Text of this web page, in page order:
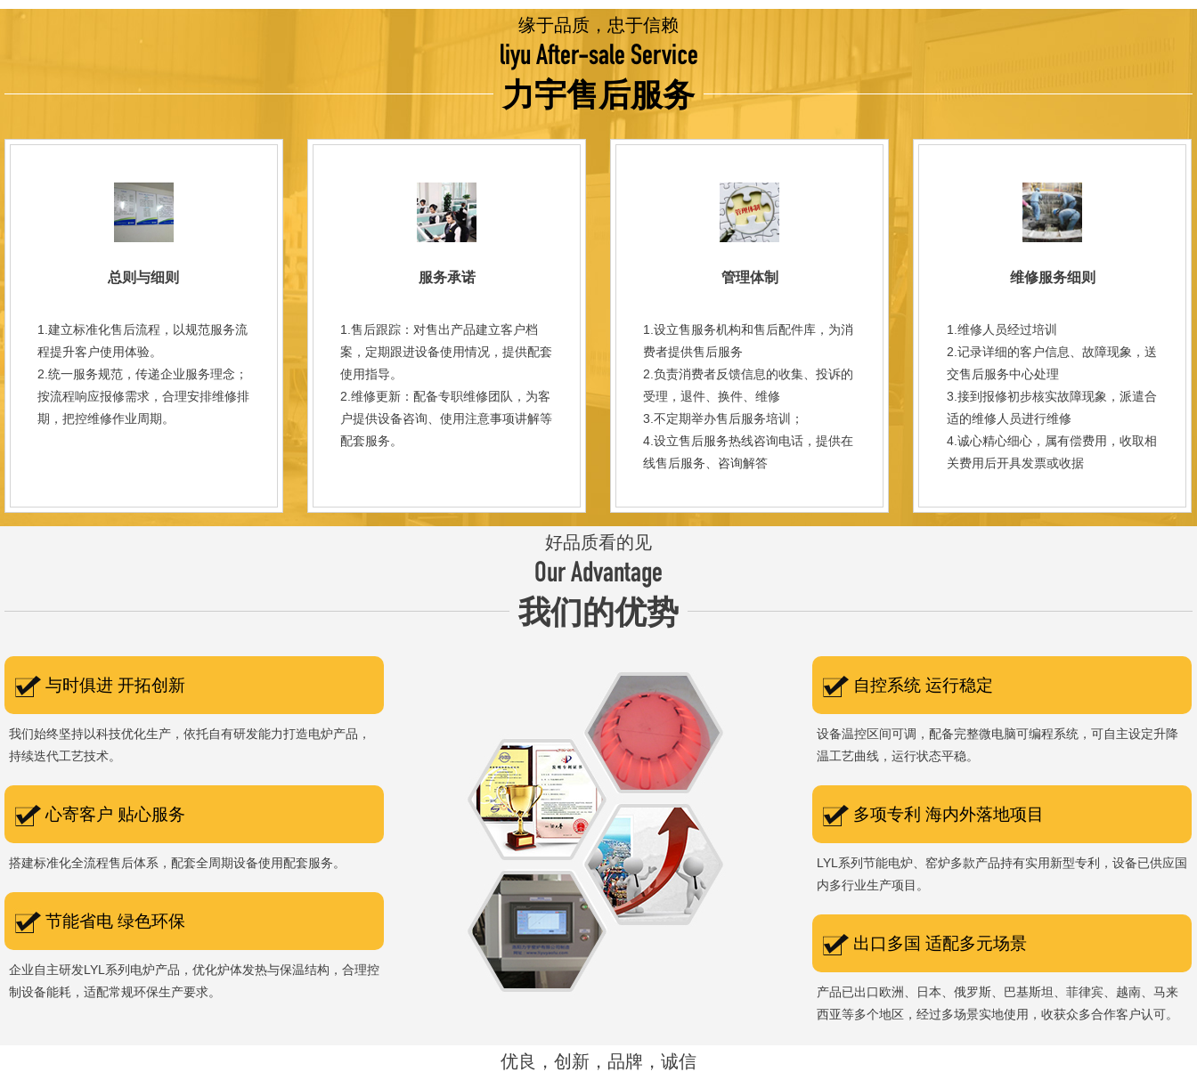
内市场份额稳步提升，并获得质量诚信AAA 级企业荣誉证书。 在产品技术方面，公司坚持精益求精、持续创新，自主
研发LYL系列节能精密型智能化电炉、窑炉产品，多项产品通过相关权威认证。产品具备升温快、节能效果显著、温控精
准、智能自动化程度高、运行稳定、保温性能优良、全程电脑控制、可编程自动升降温及保温、炉体表面温度接近室温等特
点；产品安全方面，已通过欧盟CE认证。 公司凭借技术积累与产品优势，获得多项官方资质认定：高新 技术企业、科
技型中小企业、洛阳市企业研发中心（证书编号：202207080）、河南省专精特新企业。 我们坚持以科技促生产，
以质量创品牌，以品牌创市场的战略发展，实现科学化管理，我们以质量保证，服务完善，信誉良好的原则。 热诚欢迎
缘于品质，忠于信赖
liyu After-sale Service
力宇售后服务
总则与细则
1.建立标准化售后流程，以规范服务流
程提升客户使用体验。
2.统一服务规范，传递企业服务理念；
按流程响应报修需求，合理安排维修排
期，把控维修作业周期。
服务承诺
1.售后跟踪：对售出产品建立客户档
案，定期跟进设备使用情况，提供配套
使用指导。
2.维修更新：配备专职维修团队，为客
户提供设备咨询、使用注意事项讲解等
配套服务。
管理体制
1.设立售服务机构和售后配件库，为消
费者提供售后服务
2.负责消费者反馈信息的收集、投诉的
受理，退件、换件、维修
3.不定期举办售后服务培训；
4.设立售后服务热线咨询电话，提供在
线售后服务、咨询解答
维修服务细则
1.维修人员经过培训
2.记录详细的客户信息、故障现象，送
交售后服务中心处理
3.接到报修初步核实故障现象，派遣合
适的维修人员进行维修
4.诚心精心细心，属有偿费用，收取相
关费用后开具发票或收据
好品质看的见
Our Advantage
我们的优势
与时俱进 开拓创新
我们始终坚持以科技优化生产，依托自有研发能力打造电炉产品，
持续迭代工艺技术。
心寄客户 贴心服务
搭建标准化全流程售后体系，配套全周期设备使用配套服务。
节能省电 绿色环保
企业自主研发LYL系列电炉产品，优化炉体发热与保温结构，合理控
制设备能耗，适配常规环保生产要求。
自控系统 运行稳定
设备温控区间可调，配备完整微电脑可编程系统，可自主设定升降
温工艺曲线，运行状态平稳。
多项专利 海内外落地项目
LYL系列节能电炉、窑炉多款产品持有实用新型专利，设备已供应国
内多行业生产项目。
出口多国 适配多元场景
产品已出口欧洲、日本、俄罗斯、巴基斯坦、菲律宾、越南、马来
西亚等多个地区，经过多场景实地使用，收获众多合作客户认可。
优良，创新，品牌，诚信